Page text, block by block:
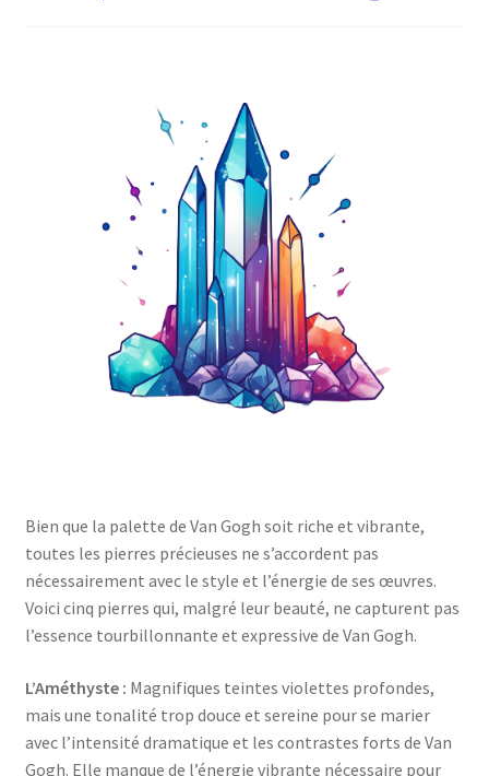
Bien que la palette de Van Gogh soit riche et vibrante,
toutes les pierres précieuses ne s’accordent pas
nécessairement avec le style et l’énergie de ses œuvres.
Voici cinq pierres qui, malgré leur beauté, ne capturent pas
l’essence tourbillonnante et expressive de Van Gogh.
L’Améthyste : Magnifiques teintes violettes profondes,
mais une tonalité trop douce et sereine pour se marier
avec l’intensité dramatique et les contrastes forts de Van
Gogh. Elle manque de l’énergie vibrante nécessaire pour